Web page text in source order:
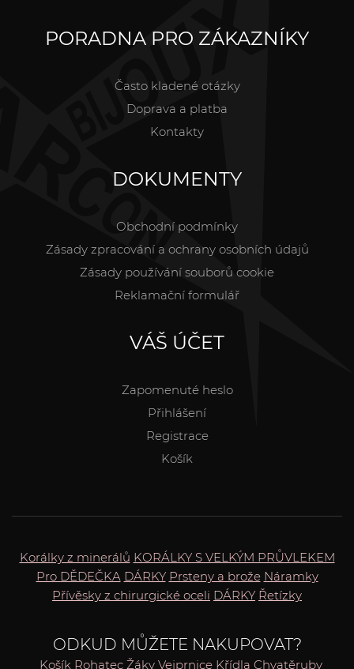
PORADNA PRO ZÁKAZNÍKY
Často kladené otázky
Doprava a platba
Kontakty
DOKUMENTY
Obchodní podmínky
Zásady zpracování a ochrany osobních údajů
Zásady používání souborů cookie
Reklamační formulář
VÁŠ ÚČET
Zapomenuté heslo
Přihlášení
Registrace
Košík
Korálky z minerálů KORÁLKY S VELKÝM PRŮVLEKEM
Pro DĚDEČKA DÁRKY Prsteny a brože Náramky
Přívěsky z chirurgické oceli DÁRKY Řetízky
ODKUD MŮŽETE NAKUPOVAT?
Košík Rohatec Žáky Vejprnice Křídla Chvatěruby